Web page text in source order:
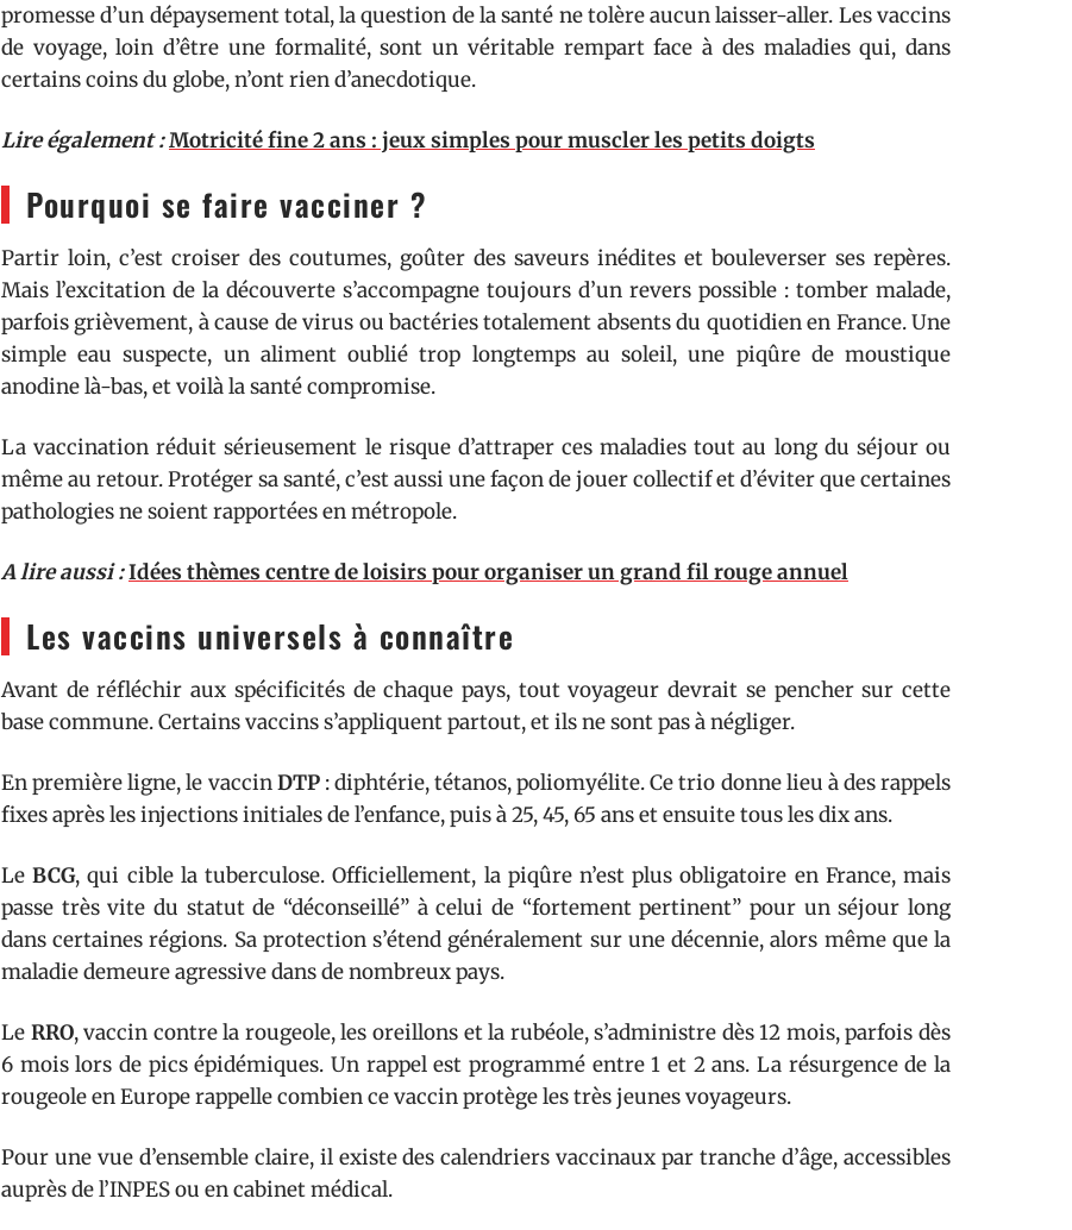
promesse d’un dépaysement total, la question de la santé ne tolère aucun laisser-aller. Les vaccins
de voyage, loin d’être une formalité, sont un véritable rempart face à des maladies qui, dans
certains coins du globe, n’ont rien d’anecdotique.
Lire également :Motricité fine 2 ans : jeux simples pour muscler les petits doigts
Pourquoi se faire vacciner ?
Partir loin, c’est croiser des coutumes, goûter des saveurs inédites et bouleverser ses repères.
Mais l’excitation de la découverte s’accompagne toujours d’un revers possible : tomber malade,
parfois grièvement, à cause de virus ou bactéries totalement absents du quotidien en France. Une
simple eau suspecte, un aliment oublié trop longtemps au soleil, une piqûre de moustique
anodine là-bas, et voilà la santé compromise.
La vaccination réduit sérieusement le risque d’attraper ces maladies tout au long du séjour ou
même au retour. Protéger sa santé, c’est aussi une façon de jouer collectif et d’éviter que certaines
pathologies ne soient rapportées en métropole.
A lire aussi :Idées thèmes centre de loisirs pour organiser un grand fil rouge annuel
Les vaccins universels à connaître
Avant de réfléchir aux spécificités de chaque pays, tout voyageur devrait se pencher sur cette
base commune. Certains vaccins s’appliquent partout, et ils ne sont pas à négliger.
En première ligne, le vaccinDTP: diphtérie, tétanos, poliomyélite. Ce trio donne lieu à des rappels
fixes après les injections initiales de l’enfance, puis à 25, 45, 65 ans et ensuite tous les dix ans.
LeBCG, qui cible la tuberculose. Officiellement, la piqûre n’est plus obligatoire en France, mais
passe très vite du statut de “déconseillé” à celui de “fortement pertinent” pour un séjour long
dans certaines régions. Sa protection s’étend généralement sur une décennie, alors même que la
maladie demeure agressive dans de nombreux pays.
Le RRO, vaccin contre la rougeole, les oreillons et la rubéole, s’administre dès 12 mois, parfois dès
6 mois lors de pics épidémiques. Un rappel est programmé entre 1 et 2 ans. La résurgence de la
rougeole en Europe rappelle combien ce vaccin protège les très jeunes voyageurs.
Pour une vue d’ensemble claire, il existe des calendriers vaccinaux par tranche d’âge, accessibles
auprès de l’INPES ou en cabinet médical.